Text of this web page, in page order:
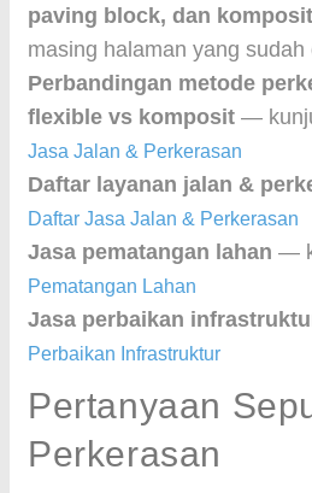
paving block, dan komposit
masing halaman yang
Perbandingan metode
flexible vs komposit —
Jasa Jalan & Perkerasan
Daftar layanan jalan &
Daftar Jasa Jalan & Perkerasan
Jasa pematangan lahan —
Pematangan Lahan
Jasa perbaikan
Perbaikan Infrastruktur
Pertanyaan
Perkerasan